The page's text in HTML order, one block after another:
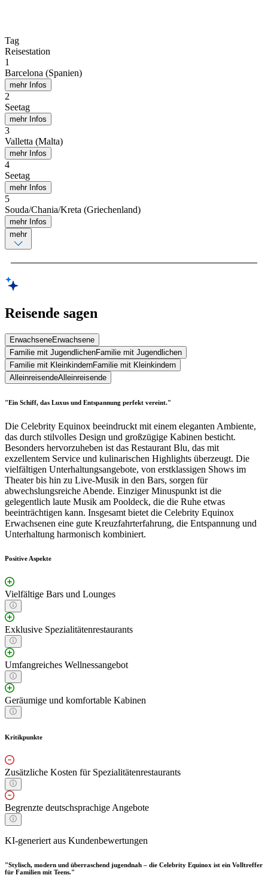
Tag
Reisestation
1
Barcelona (Spanien)
mehr Infos
2
Seetag
mehr Infos
3
Valletta (Malta)
mehr Infos
4
Seetag
mehr Infos
5
Souda/Chania/Kreta (Griechenland)
mehr Infos
mehr
Reisende sagen
ErwachseneErwachsene
Familie mit JugendlichenFamilie mit Jugendlichen
Familie mit KleinkindernFamilie mit Kleinkindern
AlleinreisendeAlleinreisende
"Ein Schiff, das Luxus und Entspannung perfekt vereint."
Die Celebrity Equinox beeindruckt mit einem eleganten Ambiente,
das durch stilvolles Design und großzügige Kabinen besticht.
Besonders hervorzuheben ist das Restaurant Blu, das mit
exzellentem Service und kulinarischen Highlights überzeugt. Die
vielfältigen Unterhaltungsangebote, von erstklassigen Shows im
Theater bis hin zu Live-Musik in den Bars, sorgen für
abwechslungsreiche Abende. Einziger Minuspunkt ist die
gelegentlich laute Musik am Pooldeck, die die Ruhe etwas
beeinträchtigen kann. Insgesamt bietet die Celebrity Equinox
Erwachsenen eine gute Kreuzfahrterfahrung, die Entspannung und
Unterhaltung harmonisch kombiniert.
Positive Aspekte
Vielfältige Bars und Lounges
Exklusive Spezialitätenrestaurants
Umfangreiches Wellnessangebot
Geräumige und komfortable Kabinen
Kritikpunkte
Zusätzliche Kosten für Spezialitätenrestaurants
Begrenzte deutschsprachige Angebote
KI-generiert aus Kundenbewertungen
"Stylisch, modern und überraschend jugendnah – die Celebrity Equinox ist ein Volltreffer
für Familien mit Teens."